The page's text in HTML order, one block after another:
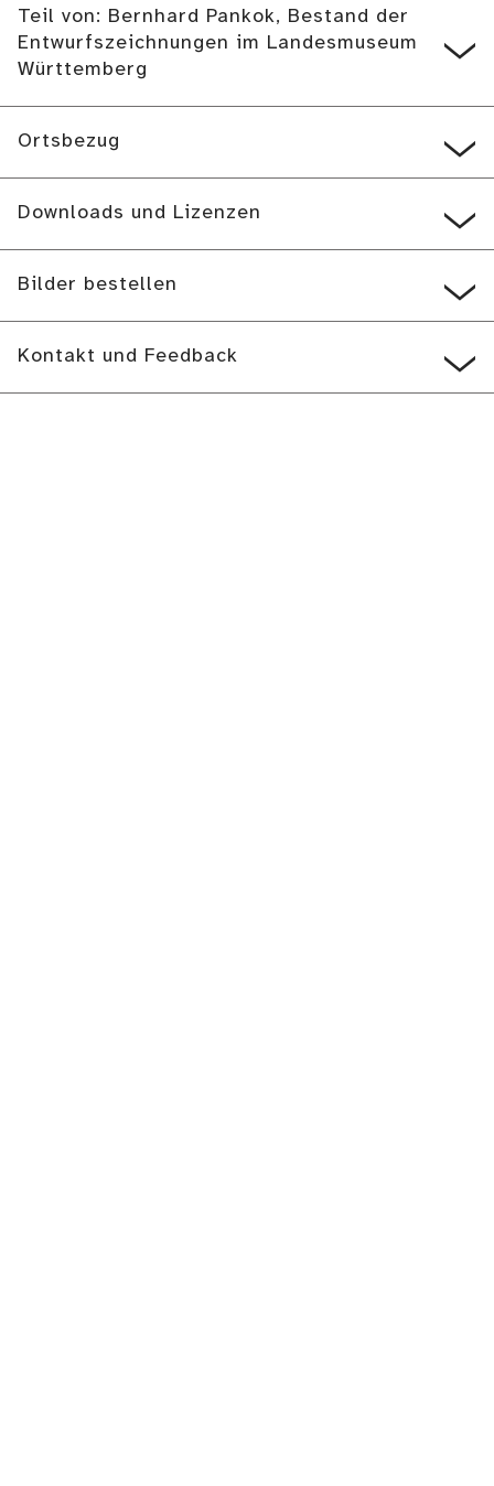
Teil von: Bernhard Pankok, Bestand der
Entwurfszeichnungen im Landesmuseum
Württemberg
Ortsbezug
Downloads und Lizenzen
Bilder bestellen
Kontakt und Feedback